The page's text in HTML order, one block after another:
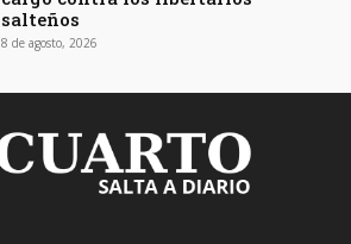
salteños
8 de agosto, 2026